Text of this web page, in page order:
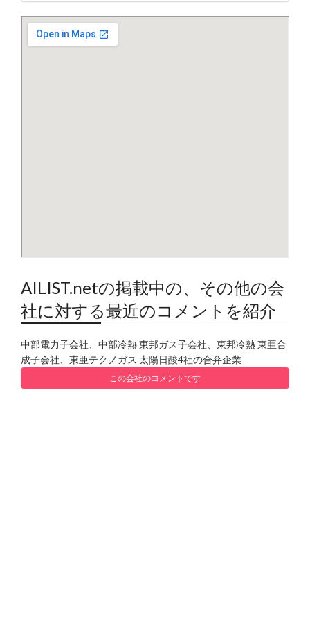
AILIST.netの掲載中の、その他の会
社に対する最近のコメントを紹介
中部電力子会社、中部冷熱 東邦ガス子会社、東邦冷熱 東亜合
成子会社、東亜テクノガス 太陽日酸4社の合弁企業
この会社のコメントです